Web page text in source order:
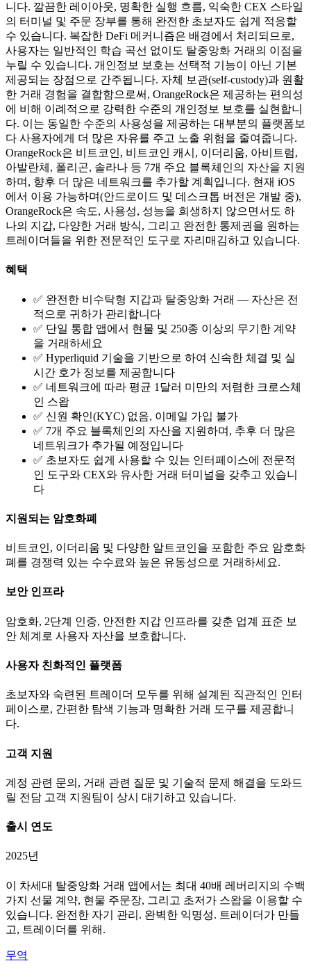
니다. 깔끔한 레이아웃, 명확한 실행 흐름, 익숙한 CEX 스타일
의 터미널 및 주문 장부를 통해 완전한 초보자도 쉽게 적응할
수 있습니다. 복잡한 DeFi 메커니즘은 배경에서 처리되므로,
사용자는 일반적인 학습 곡선 없이도 탈중앙화 거래의 이점을
누릴 수 있습니다. 개인정보 보호는 선택적 기능이 아닌 기본
제공되는 장점으로 간주됩니다. 자체 보관(self-custody)과 원활
한 거래 경험을 결합함으로써, OrangeRock은 제공하는 편의성
에 비해 이례적으로 강력한 수준의 개인정보 보호를 실현합니
다. 이는 동일한 수준의 사용성을 제공하는 대부분의 플랫폼보
다 사용자에게 더 많은 자유를 주고 노출 위험을 줄여줍니다.
OrangeRock은 비트코인, 비트코인 캐시, 이더리움, 아비트럼,
아발란체, 폴리곤, 솔라나 등 7개 주요 블록체인의 자산을 지원
하며, 향후 더 많은 네트워크를 추가할 계획입니다. 현재 iOS
에서 이용 가능하며(안드로이드 및 데스크톱 버전은 개발 중),
OrangeRock은 속도, 사용성, 성능을 희생하지 않으면서도 하
나의 지갑, 다양한 거래 방식, 그리고 완전한 통제권을 원하는
트레이더들을 위한 전문적인 도구로 자리매김하고 있습니다.
혜택
✅ 완전한 비수탁형 지갑과 탈중앙화 거래 — 자산은 전
적으로 귀하가 관리합니다
✅ 단일 통합 앱에서 현물 및 250종 이상의 무기한 계약
을 거래하세요
✅ Hyperliquid 기술을 기반으로 하여 신속한 체결 및 실
시간 호가 정보를 제공합니다
✅ 네트워크에 따라 평균 1달러 미만의 저렴한 크로스체
인 스왑
✅ 신원 확인(KYC) 없음, 이메일 가입 불가
✅ 7개 주요 블록체인의 자산을 지원하며, 추후 더 많은
네트워크가 추가될 예정입니다
✅ 초보자도 쉽게 사용할 수 있는 인터페이스에 전문적
인 도구와 CEX와 유사한 거래 터미널을 갖추고 있습니
다
지원되는 암호화폐
비트코인, 이더리움 및 다양한 알트코인을 포함한 주요 암호화
폐를 경쟁력 있는 수수료와 높은 유동성으로 거래하세요.
보안 인프라
암호화, 2단계 인증, 안전한 지갑 인프라를 갖춘 업계 표준 보
안 체계로 사용자 자산을 보호합니다.
사용자 친화적인 플랫폼
초보자와 숙련된 트레이더 모두를 위해 설계된 직관적인 인터
페이스로, 간편한 탐색 기능과 명확한 거래 도구를 제공합니
다.
고객 지원
계정 관련 문의, 거래 관련 질문 및 기술적 문제 해결을 도와드
릴 전담 고객 지원팀이 상시 대기하고 있습니다.
출시 연도
2025년
이 차세대 탈중앙화 거래 앱에서는 최대 40배 레버리지의 수백
가지 선물 계약, 현물 주문장, 그리고 초저가 스왑을 이용할 수
있습니다. 완전한 자기 관리. 완벽한 익명성. 트레이더가 만들
고, 트레이더를 위해.
무역